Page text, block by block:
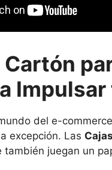
del e-
excepción. Las
también juegan un